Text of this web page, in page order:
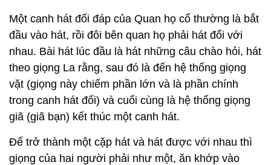
Một canh hát đối đáp của Quan họ cổ thường là bắt
đầu vào hát, rồi đôi bên quan họ phải hát đối với
nhau. Bài hát lúc đầu là hát những câu chào hỏi, hát
theo giọng La rằng, sau đó là đến hệ thống giọng
vặt (giọng này chiếm phần lớn và là phần chính
trong canh hát đối) và cuối cùng là hệ thống giọng
giã (giã bạn) kết thúc một canh hát.
Để trở thành một cặp hát và hát được với nhau thì
giọng của hai người phải như một, ăn khớp vào